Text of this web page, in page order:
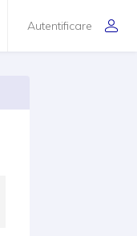
Autentificare